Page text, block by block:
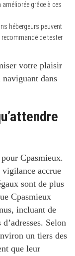
grâce à ces
hébergeurs peuvent
de tester
votre plaisir
dans
Cpasmieux.
vigilance accrue
sont de plus
Cpasmieux
incluant de
Selon
un tiers des
que leur